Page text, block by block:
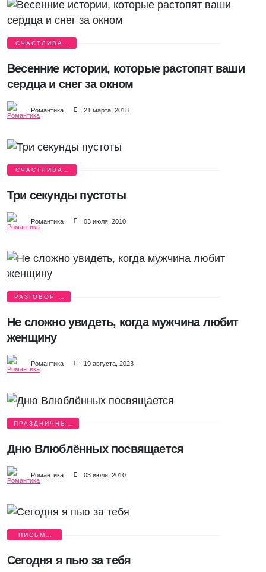
СЧАСТЛИВАЯ
Весенние истории, которые растопят ваши
сердца и снег за окном
Романтика 21 марта, 2018
СЧАСТЛИВАЯ
Три секунды пустоты
Романтика 03 июля, 2010
РАЗГОВОР О
Не сложно увидеть, когда мужчина любит
женщину
Романтика 19 августа, 2023
ПРАЗДНИЧНЫЕ
Дню Влюблённых посвящается
Романтика 03 июля, 2010
ПИСЬМА
Сегодня я пью за тебя